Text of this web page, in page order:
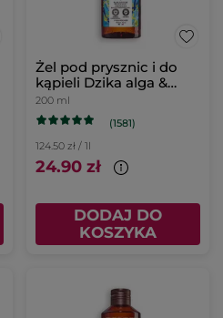
Żel pod prysznic i do
kąpieli Dzika alga &
Koper morski 200 ml
200 ml
(1581)
124.50 zł / 1l
24.90 zł
DODAJ DO
KOSZYKA